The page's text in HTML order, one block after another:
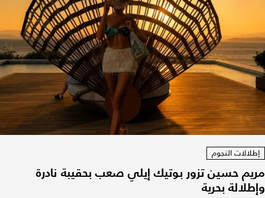
إطلالات النجوم
مريم حسين تزور بوتيك إيلي صعب بحقيبة نادرة
وإطلالة بحرية